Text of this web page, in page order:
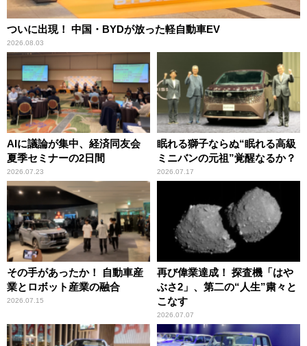
ついに出現！ 中国・BYDが放った軽自動車EV
2026.08.03
AIに議論が集中、経済同友会
夏季セミナーの2日間
2026.07.23
眠れる獅子ならぬ“眠れる高級
ミニバンの元祖”覚醒なるか？
2026.07.17
その手があったか！ 自動車産
業とロボット産業の融合
2026.07.15
再び偉業達成！ 探査機「はや
ぶさ2」、第二の“人生”粛々と
こなす
2026.07.07